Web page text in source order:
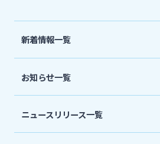
株主・投資家の皆さま
ニュースリリース一覧
新着情報一覧
お知らせ一覧
ニュースリリース一覧